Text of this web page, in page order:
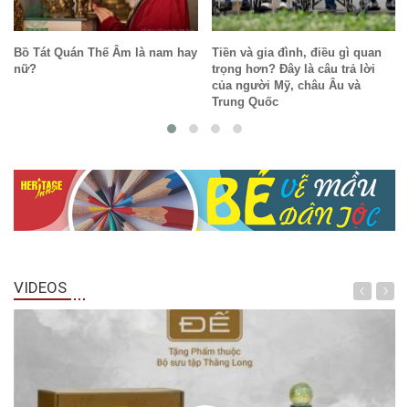
Bồ Tát Quán Thế Âm là nam hay
nữ?
Tiền và gia đình, điều gì quan
trọng hơn? Đây là câu trả lời
của người Mỹ, châu Âu và
Trung Quốc
VIDEOS